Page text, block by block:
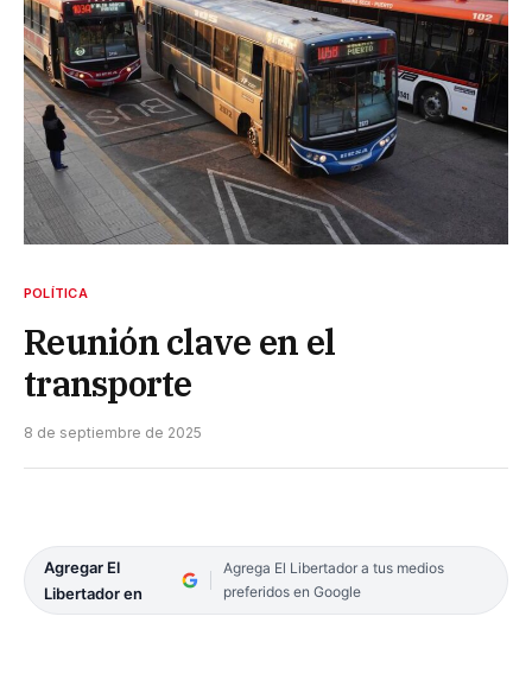
POLÍTICA
Reunión clave en el
transporte
8 de septiembre de 2025
Agregar El
Libertador en
Agrega El Libertador a tus medios
preferidos en Google